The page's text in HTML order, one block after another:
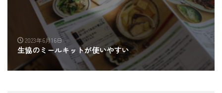
2023年6月16日
生協のミールキットが使いやすい